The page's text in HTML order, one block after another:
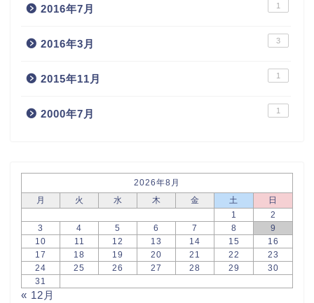
2016年7月 1
2016年3月 3
2015年11月 1
2000年7月 1
2026年8月
月
火 水 木 金 土
日
1
2
3
4 5 6 7 8
9
10
11 12 13 14 15
16
17
18 19 20 21 22
23
24
25 26 27 28 29
30
31
« 12月